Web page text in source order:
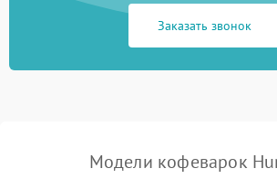
Заказать звонок
Модели кофеварок